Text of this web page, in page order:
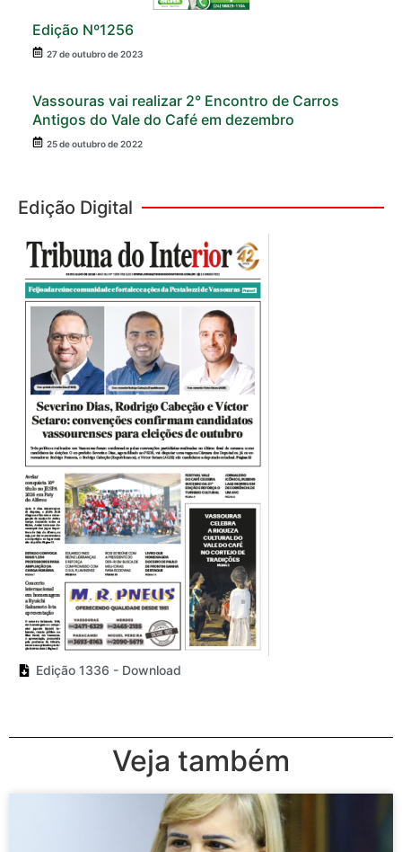
Edição Nº1256
27 de outubro de 2023
Vassouras vai realizar 2° Encontro de Carros
Antigos do Vale do Café em dezembro
25 de outubro de 2022
Edição Digital
Edição 1336 - Download
Veja também